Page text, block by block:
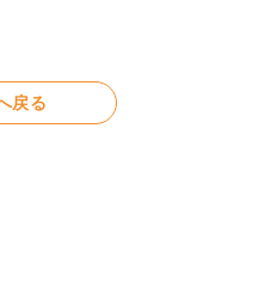
戻る